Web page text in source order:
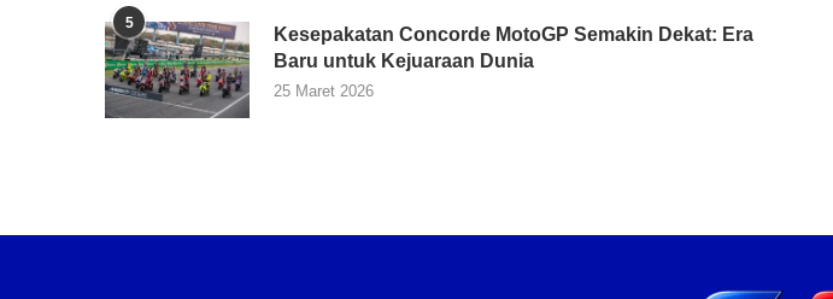
5
Kesepakatan Concorde MotoGP Semakin Dekat: Era
Baru untuk Kejuaraan Dunia
25 Maret 2026